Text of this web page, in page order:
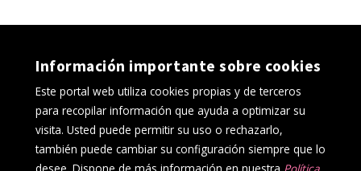
primerapágina
páginapáginapáginapáginapáginapágina
Información importante sobre cookies
Este portal web utiliza cookies propias y de terceros
para recopilar información que ayuda a optimizar su
visita. Usted puede permitir su uso o rechazarlo,
también puede cambiar su configuración siempre que lo